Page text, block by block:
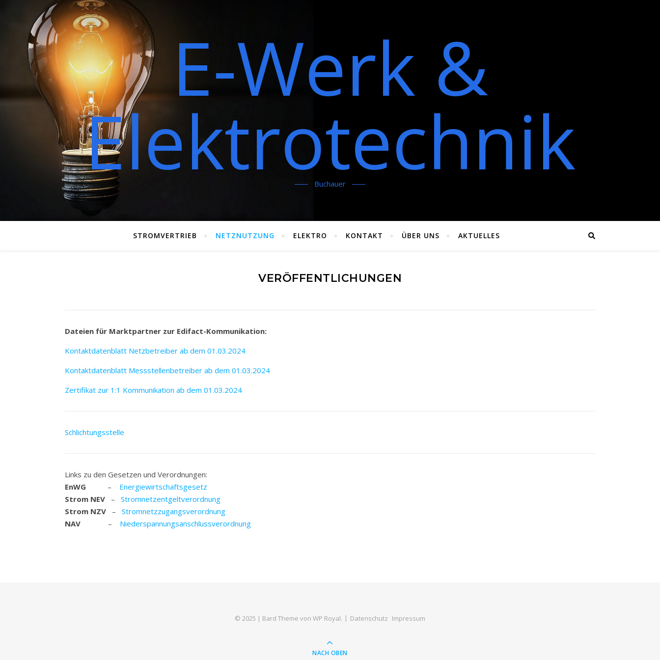
E-Werk &
Elektrotechnik
Buchauer
STROMVERTRIEB NETZNUTZUNG ELEKTRO KONTAKT ÜBER UNS AKTUELLES
VERÖFFENTLICHUNGEN
Dateien für Marktpartner zur Edifact-Kommunikation:
Kontaktdatenblatt Netzbetreiber ab dem 01.03.2024
Kontaktdatenblatt Messstellenbetreiber ab dem 01.03.2024
Zertifikat zur 1:1 Kommunikation ab dem 01.03.2024
Schlichtungsstelle
Links zu den Gesetzen und Verordnungen:
EnWG – Energiewirtschaftsgesetz
Strom NEV – Stromnetzentgeltverordnung
Strom NZV – Stromnetzzugangsverordnung
NAV – Niederspannungsanschlussverordnung
© 2025 | Bard Theme von WP Royal. Datenschutz Impressum
NACH OBEN